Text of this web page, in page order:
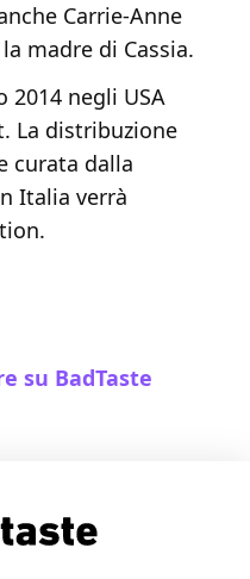
Carrie-Anne
madre di Cassia.
negli USA
La distribuzione
curata dalla
Italia verrà
su BadTaste